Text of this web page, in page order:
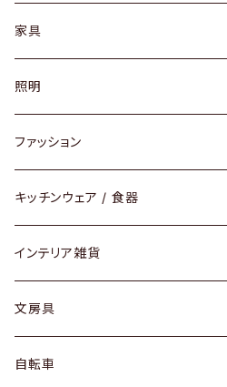
家具
ソファ / ベンチ
チェア / スツール
ダイニングセット / ダイニングテーブル
ローテーブル / サイドテーブル
デスク / コンソール
ドレッサー
照明
ペンダントライト
テーブルランプ / デスクスタンド
フロアライト
ファッション
アクセサリー
リング
ピアス / イヤリング
財布
バッグ
アウター
キッチンウェア / 食器
グラス / タンブラー
カップ / マグ
プレート / ボウル
インテリア雑貨
文房具
自転車